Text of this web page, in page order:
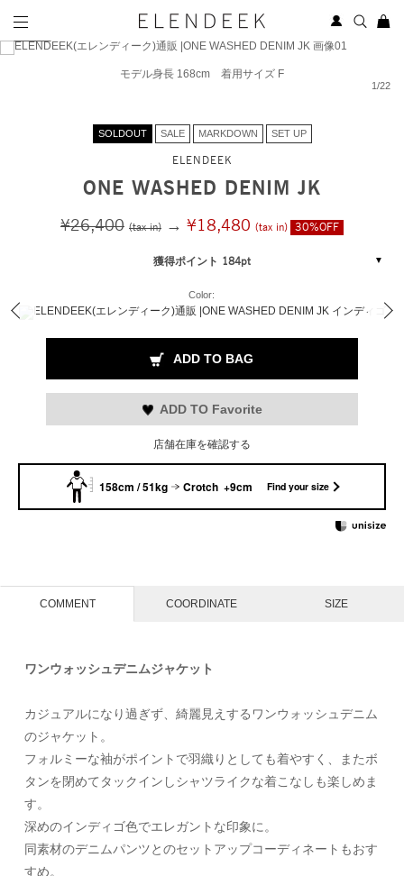
1/22
モデル身長 168cm 着用サイズ F
SOLDOUT SALE MARKDOWN SET UP
ELENDEEK
ONE WASHED DENIM JK
¥26,400 (tax in) → ¥18,480 (tax in) 30%OFF
獲得ポイント 184pt
Color:
ADD TO BAG
ADD TO Favorite
店舗在庫を確認する
158cm / 51kg Crotch +9cm Find your size
COMMENT COORDINATE SIZE
ワンウォッシュデニムジャケット
カジュアルになり過ぎず、綺麗見えするワンウォッシュデニム
のジャケット。
フォルミーな袖がポイントで羽織りとしても着やすく、またボ
タンを閉めてタックインしシャツライクな着こなしも楽しめま
す。
深めのインディゴ色でエレガントな印象に。
同素材のデニムパンツとのセットアップコーディネートもおす
すめ。